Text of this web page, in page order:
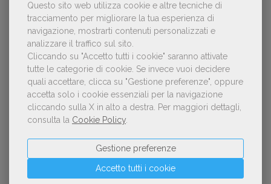
Questo sito web utilizza cookie e altre tecniche di
tracciamento per migliorare la tua esperienza di
navigazione, mostrarti contenuti personalizzati e
analizzare il traffico sul sito.
Cliccando su "Accetto tutti i cookie" saranno attivate
tutte le categorie di cookie. Se invece vuoi decidere
quali accettare, clicca su "Gestione preferenze", oppure
accetta solo i cookie essenziali per la navigazione
cliccando sulla X in alto a destra.
Per maggiori dettagli,
consulta la Cookie Policy
Accetto tutti i cookie
Gestione preferenze
Classifica di giugno 2026
Bambini e ragazzi
Classifica di giugno 2026
Saggistica divulgativa, accademica, professionale
Classifica di giugno 2026
Manualistica
In collaborazione con